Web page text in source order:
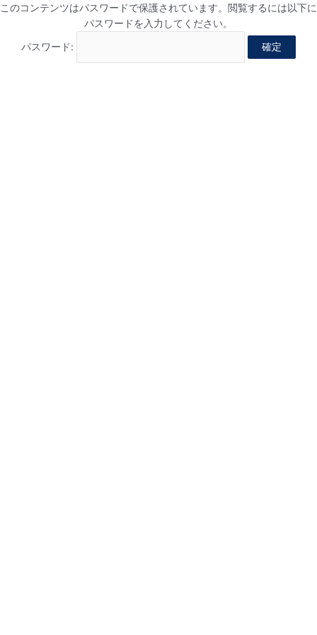
このコンテンツはパスワードで保護されています。閲覧するには以下に
パスワードを入力してください。
パスワード: